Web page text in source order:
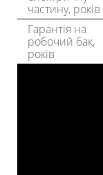
частину, років
Гарантія на
робочий бак,
років